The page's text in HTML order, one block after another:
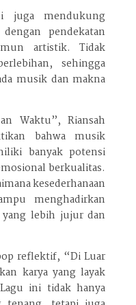
juga mendukung
pendekatan
artistik. Tidak
sehingga
musik dan makna
Waktu”, Riansah
bahwa musik
banyak potensi
berkualitas.
kesederhanaan
menghadirkan
yang lebih jujur dan
reflektif, “Di Luar
karya yang layak
ini tidak hanya